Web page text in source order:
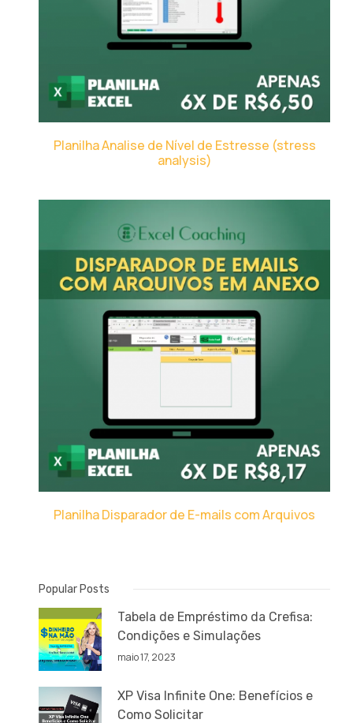
Planilha Analise de Nível de Estresse (stress
analysis)
Planilha Disparador de E-mails com Arquivos
Popular Posts
Tabela de Empréstimo da Crefisa:
Condições e Simulações
maio 17, 2023
XP Visa Infinite One: Benefícios e
Como Solicitar